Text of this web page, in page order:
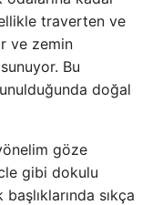
traverten ve
ve zemin
Bu
doğal
göze
gibi dokulu
sıkça